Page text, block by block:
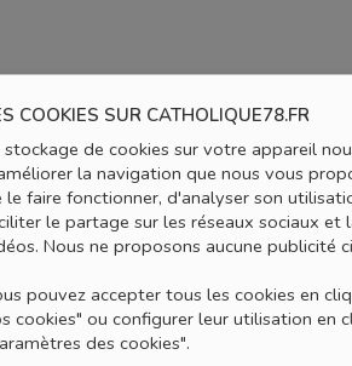
COOKIES SUR CATHOLIQUE78.FR
stockage de cookies sur votre appareil
la navigation que nous vous
le faire fonctionner, d'analyser son
le partage sur les réseaux sociaux et
Nous ne proposons aucune publicité
pouvez accepter tous les cookies en
cookies" ou configurer leur utilisation en
des cookies".